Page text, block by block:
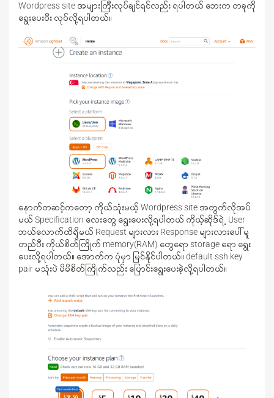
Wordpress site အများကြီးလုပ်ချင်ရင်လည်း ရပါတယ် ဘေးက တခုကို
ရွေးပေးပီး လုပ်လို့ရပါတယ်။
နောက်တဆင့်ကတော့ ကိုယ်သုံးမယ့် Wordpress site အတွက်လိုအပ်
မယ် Specification လေးတွေ ရွေးပေးလို့ရပါတယ် ကိုယ့်ဆိုဒ်ရဲ့ User
ဘယ်လောက်ထိရှိမယ် Request များလား Response များလားပေါ်မူ
တည်ပီး ကိုယ်စိတ်ကြိုက် memory(RAM) တွေရော storage ရော ရွေး
ပေးလို့ရပါတယ်။ အောက်က ပုံမှာ မြင်နိုင်ပါတယ်။ default ssh key
pair မသုံးပဲ မိမိစိတ်ကြိုက်လည်း ပြောင်းရွေးပေးခဲ့လို့ရပါတယ်။